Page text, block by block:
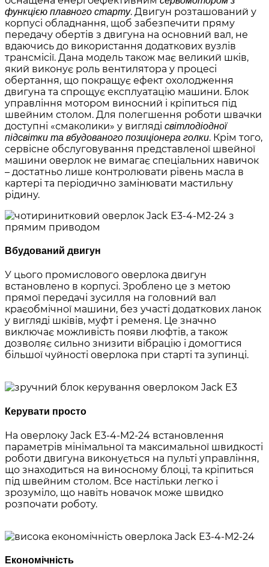
функцією плавного старту. Двигун розташований у
корпусі обладнання, щоб забезпечити пряму
передачу обертів з двигуна на основний вал, не
вдаючись до використання додаткових вузлів
трансмісії. Дана модель також має великий шків,
який виконує роль вентилятора у процесі
обертання, що покращує ефект охолодження
двигуна та спрощує експлуатацію машини. Блок
управління мотором виносний і кріпиться під
швейним столом. Для полегшення роботи швачки
доступні «смаколики» у вигляді світлодіодної
підсвітки та вбудованого позиціонера голки. Крім того,
сервісне обслуговування представленої швейної
машини оверлок не вимагає спеціальних навичок
– достатньо лише контролювати рівень масла в
картері та періодично замінювати мастильну
рідину.
Вбудований двигун
У цього промислового оверлока двигун
встановлено в корпусі. Зроблено це з метою
прямої передачі зусилля на головний вал
краєобмічної машини, без участі додаткових ланок
у вигляді шківів, муфт і ременя. Це значно
виключає можливість появи люфтів, а також
дозволяє сильно знизити вібрацію і домогтися
більшої чуйності оверлока при старті та зупинці.
Керувати просто
На оверлоку Jack E3-4-M2-24 встановлення
параметрів мінімальної та максимальної швидкості
роботи двигуна виконується на пульті управління,
що знаходиться на виносному блоці, та кріпиться
під швейним столом. Все настільки легко і
зрозуміло, що навіть новачок може швидко
розпочати роботу.
Економічність